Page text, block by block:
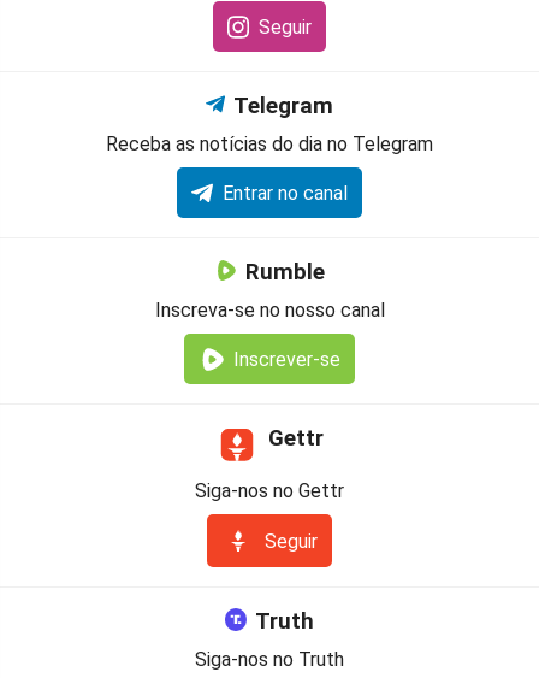
Seguir
Telegram
Receba as notícias do dia no Telegram
Entrar no canal
Rumble
Inscreva-se no nosso canal
Inscrever-se
Gettr
Siga-nos no Gettr
Seguir
Truth
Siga-nos no Truth